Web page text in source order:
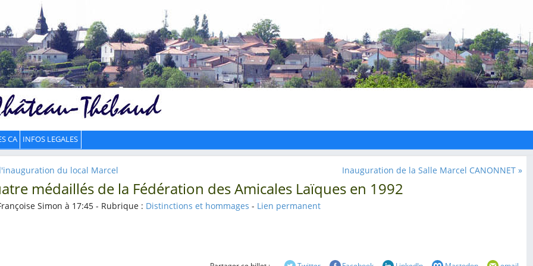
CA INFOS LEGALES
du local Marcel Inauguration de la Salle Marcel CANONNET »
médaillés de la Fédération des Amicales Laïques en 1992
Simon à 17:45 - Rubrique : Distinctions et hommages - Lien permanent